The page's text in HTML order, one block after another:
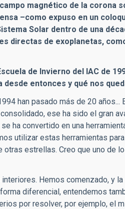
magnético de la corona
–como expuso en un
Solar dentro de una
directas de exoplanetas,
de Invierno del IAC de
entonces y qué nos
han pasado más de 20
consolidado, ese ha sido el gran
ha convertido en una
utilizar estas herramientas
estrellas. Creo que uno de
Hemos comenzado, y
diferencial, entendemos
por resolver, por ejemplo, el